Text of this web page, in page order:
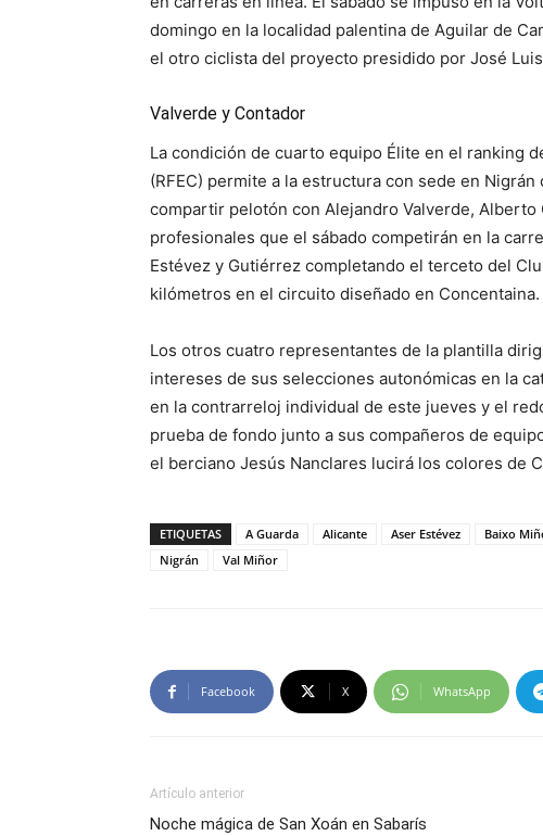
domingo en la localidad palentina de Aguilar de
el otro ciclista del proyecto presidido por José
Valverde y Contador
La condición de cuarto equipo Élite en el ranking
(RFEC) permite a la estructura con sede en
compartir pelotón con Alejandro Valverde, Alberto
profesionales que el sábado competirán en la
Estévez y Gutiérrez completando el terceto del
kilómetros en el circuito diseñado en Concentaina.
Los otros cuatro representantes de la plantilla
intereses de sus selecciones autonómicas en la
en la contrarreloj individual de este jueves y el
prueba de fondo junto a sus compañeros de
el berciano Jesús Nanclares lucirá los colores de
ETIQUETAS A Guarda Alicante Aser Estévez Baixo
Nigrán
Val Miñor
Facebook X WhatsApp
Artículo anterior
Noche mágica de San Xoán en Sabarís